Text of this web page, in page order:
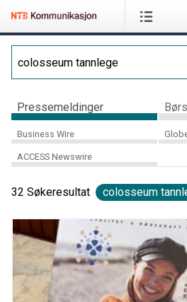
Pressemeldinger
Business Wire
ACCESS Newswire
32 Søkeresultat colosseum